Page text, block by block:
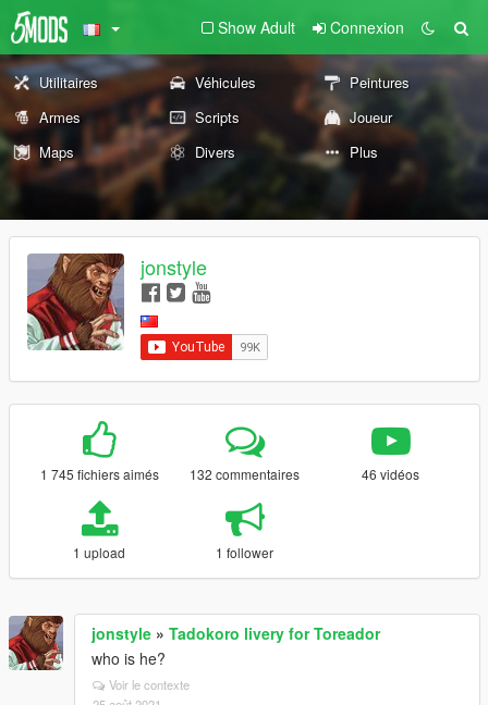
Show Adult Connexion
Utilitaires Véhicules
Peintures
Armes
Scripts
Joueur
Maps
Divers Plus
jonstyle
1 745 fichiers aimés 132 commentaires 46 vidéos
1 upload 1 follower
jonstyle » Tadokoro livery for Toreador
who is he?
Voir le contexte